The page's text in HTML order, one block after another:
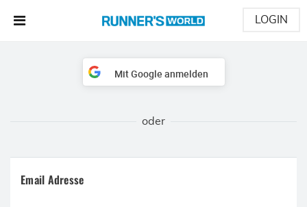
Mit Google anmelden
Email Adresse
LOGIN